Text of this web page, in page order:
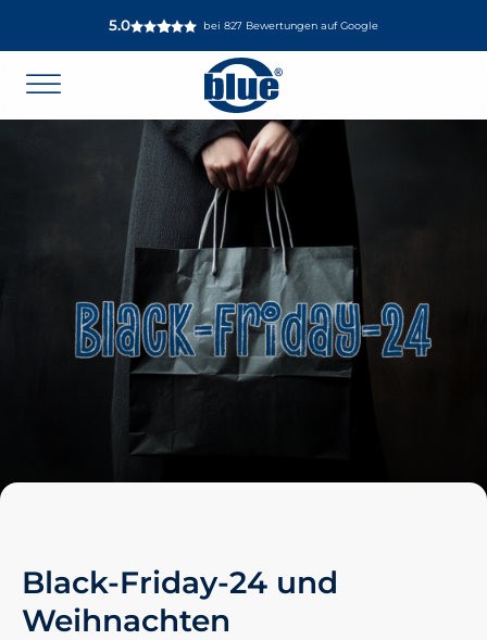
5.0 bei 827 Bewertungen auf Google
Black-Friday-24 und
Weihnachten